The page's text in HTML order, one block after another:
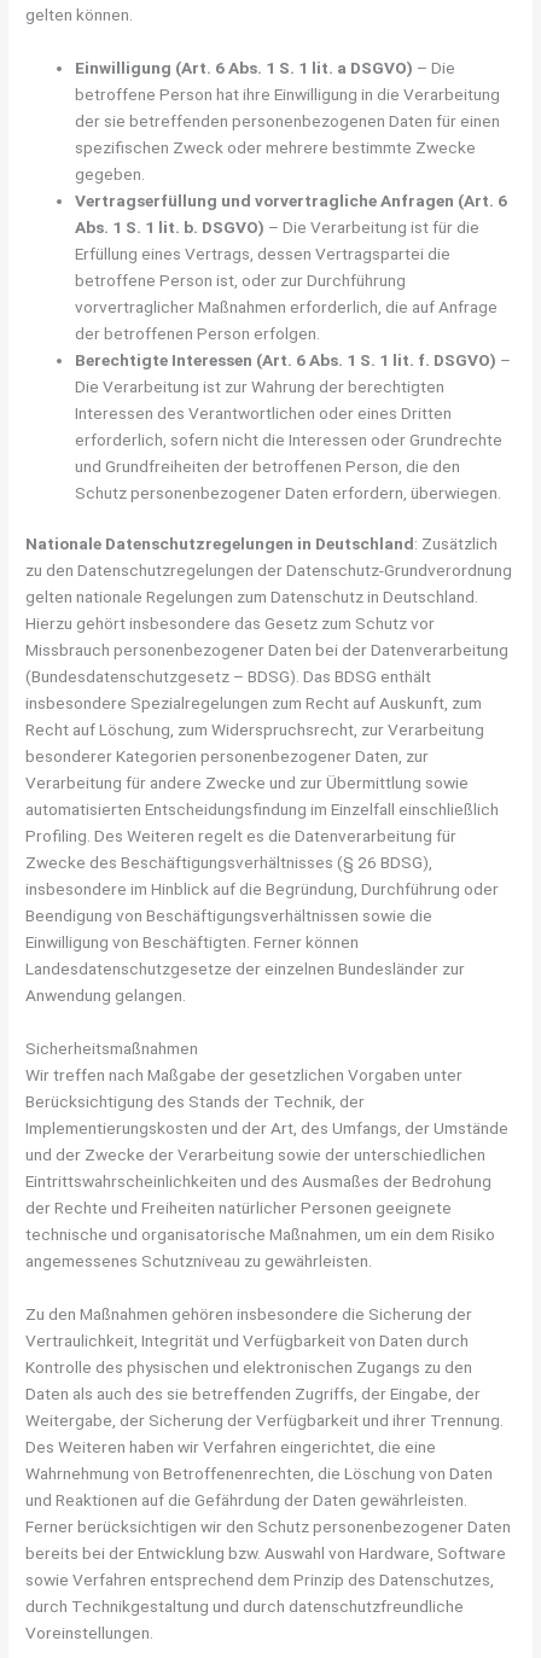
gelten können.
Einwilligung (Art. 6 Abs. 1 S. 1 lit. a DSGVO) – Die
betroffene Person hat ihre Einwilligung in die Verarbeitung
der sie betreffenden personenbezogenen Daten für einen
spezifischen Zweck oder mehrere bestimmte Zwecke
gegeben.
Vertragserfüllung und vorvertragliche Anfragen (Art. 6
Abs. 1 S. 1 lit. b. DSGVO) – Die Verarbeitung ist für die
Erfüllung eines Vertrags, dessen Vertragspartei die
betroffene Person ist, oder zur Durchführung
vorvertraglicher Maßnahmen erforderlich, die auf Anfrage
der betroffenen Person erfolgen.
Berechtigte Interessen (Art. 6 Abs. 1 S. 1 lit. f. DSGVO) –
Die Verarbeitung ist zur Wahrung der berechtigten
Interessen des Verantwortlichen oder eines Dritten
erforderlich, sofern nicht die Interessen oder Grundrechte
und Grundfreiheiten der betroffenen Person, die den
Schutz personenbezogener Daten erfordern, überwiegen.
Nationale Datenschutzregelungen in Deutschland: Zusätzlich
zu den Datenschutzregelungen der Datenschutz-Grundverordnung
gelten nationale Regelungen zum Datenschutz in Deutschland.
Hierzu gehört insbesondere das Gesetz zum Schutz vor
Missbrauch personenbezogener Daten bei der Datenverarbeitung
(Bundesdatenschutzgesetz – BDSG). Das BDSG enthält
insbesondere Spezialregelungen zum Recht auf Auskunft, zum
Recht auf Löschung, zum Widerspruchsrecht, zur Verarbeitung
besonderer Kategorien personenbezogener Daten, zur
Verarbeitung für andere Zwecke und zur Übermittlung sowie
automatisierten Entscheidungsfindung im Einzelfall einschließlich
Profiling. Des Weiteren regelt es die Datenverarbeitung für
Zwecke des Beschäftigungsverhältnisses (§ 26 BDSG),
insbesondere im Hinblick auf die Begründung, Durchführung oder
Beendigung von Beschäftigungsverhältnissen sowie die
Einwilligung von Beschäftigten. Ferner können
Landesdatenschutzgesetze der einzelnen Bundesländer zur
Anwendung gelangen.
Sicherheitsmaßnahmen
Wir treffen nach Maßgabe der gesetzlichen Vorgaben unter
Berücksichtigung des Stands der Technik, der
Implementierungskosten und der Art, des Umfangs, der Umstände
und der Zwecke der Verarbeitung sowie der unterschiedlichen
Eintrittswahrscheinlichkeiten und des Ausmaßes der Bedrohung
der Rechte und Freiheiten natürlicher Personen geeignete
technische und organisatorische Maßnahmen, um ein dem Risiko
angemessenes Schutzniveau zu gewährleisten.
Zu den Maßnahmen gehören insbesondere die Sicherung der
Vertraulichkeit, Integrität und Verfügbarkeit von Daten durch
Kontrolle des physischen und elektronischen Zugangs zu den
Daten als auch des sie betreffenden Zugriffs, der Eingabe, der
Weitergabe, der Sicherung der Verfügbarkeit und ihrer Trennung.
Des Weiteren haben wir Verfahren eingerichtet, die eine
Wahrnehmung von Betroffenenrechten, die Löschung von Daten
und Reaktionen auf die Gefährdung der Daten gewährleisten.
Ferner berücksichtigen wir den Schutz personenbezogener Daten
bereits bei der Entwicklung bzw. Auswahl von Hardware, Software
sowie Verfahren entsprechend dem Prinzip des Datenschutzes,
durch Technikgestaltung und durch datenschutzfreundliche
Voreinstellungen.